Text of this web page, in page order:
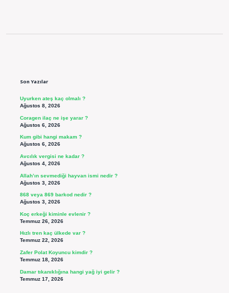
Son Yazılar
Uyurken ateş kaç olmalı ?
Ağustos 8, 2026
Coragen ilaç ne işe yarar ?
Ağustos 6, 2026
Kum gibi hangi makam ?
Ağustos 6, 2026
Avcılık vergisi ne kadar ?
Ağustos 4, 2026
Allah’ın sevmediği hayvan ismi nedir ?
Ağustos 3, 2026
868 veya 869 barkod nedir ?
Ağustos 3, 2026
Koç erkeği kiminle evlenir ?
Temmuz 26, 2026
Hızlı tren kaç ülkede var ?
Temmuz 22, 2026
Zafer Polat Koyuncu kimdir ?
Temmuz 18, 2026
Damar tıkanıklığına hangi yağ iyi gelir ?
Temmuz 17, 2026